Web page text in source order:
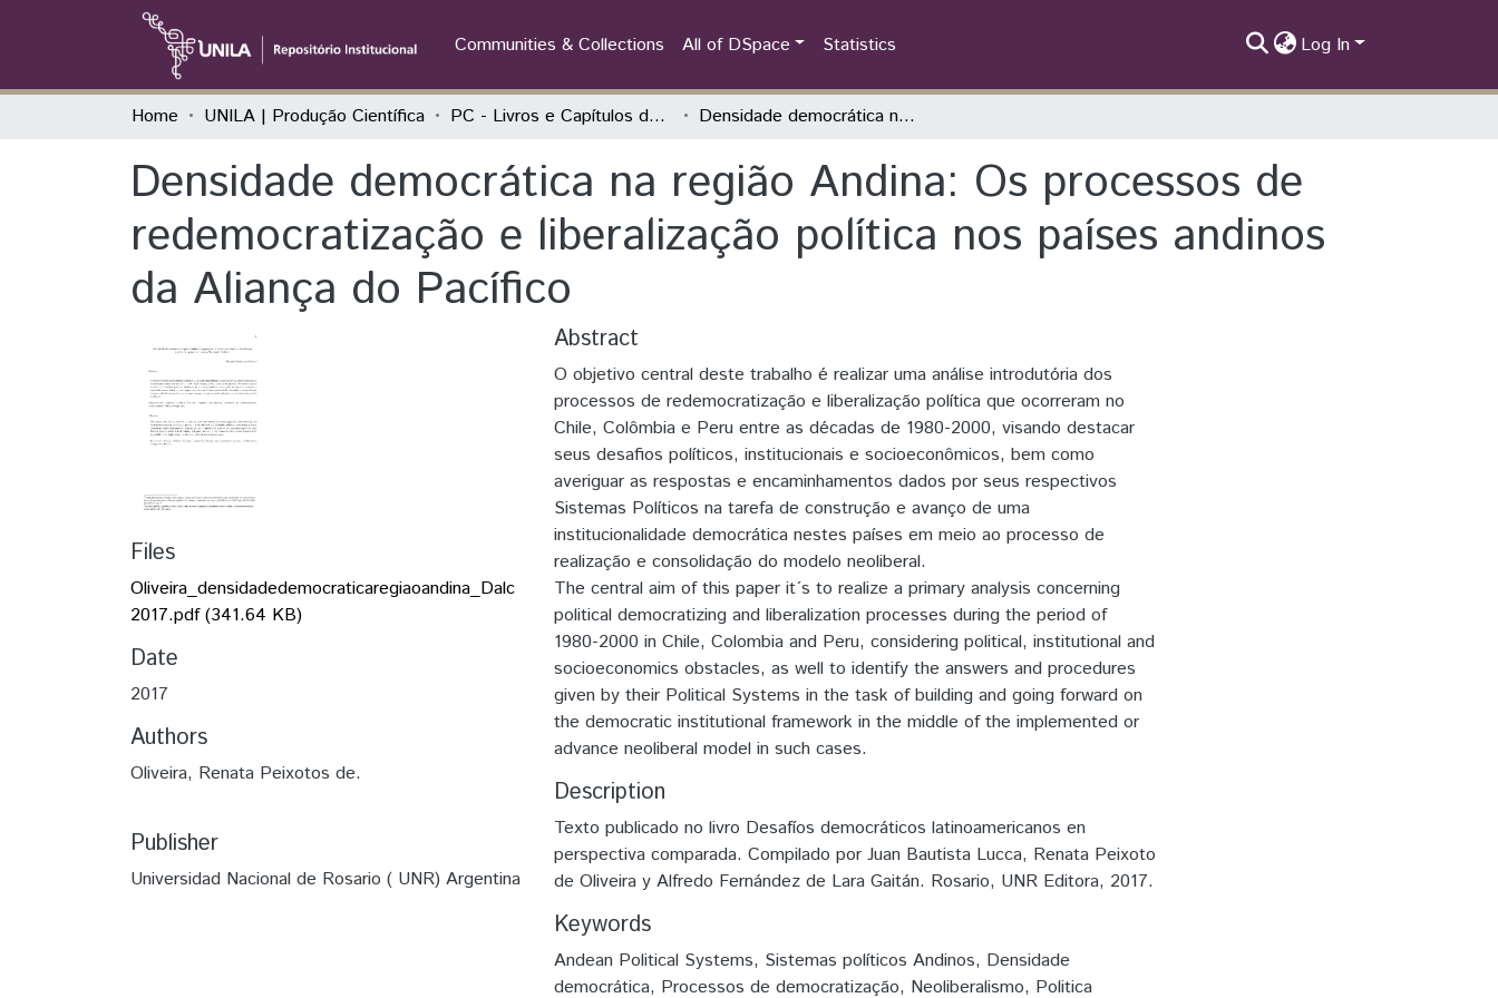
Communities & Collections All of DSpace Statistics Log In
Home UNILA | Produção Científica PC - Livros e Capítulos de Livros Densidade democrática na região Andina: Os processos de redemocratização e liberalização política nos países andinos da Aliança do Pacífico
Densidade democrática na região Andina: Os processos de
redemocratização e liberalização política nos países andinos
da Aliança do Pacífico
Files
Oliveira_densidadedemocraticaregiaoandina_Dalc
2017.pdf(341.64 KB)
Date
2017
Authors
Oliveira, Renata Peixotos de.
Publisher
Universidad Nacional de Rosario ( UNR) Argentina
Abstract
O objetivo central deste trabalho é realizar uma análise introdutória dos
processos de redemocratização e liberalização política que ocorreram no
Chile, Colômbia e Peru entre as décadas de 1980-2000, visando destacar
seus desafios políticos, institucionais e socioeconômicos, bem como
averiguar as respostas e encaminhamentos dados por seus respectivos
Sistemas Políticos na tarefa de construção e avanço de uma
institucionalidade democrática nestes países em meio ao processo de
realização e consolidação do modelo neoliberal.
The central aim of this paper it´s to realize a primary analysis concerning
political democratizing and liberalization processes during the period of
1980-2000 in Chile, Colombia and Peru, considering political, institutional and
socioeconomics obstacles, as well to identify the answers and procedures
given by their Political Systems in the task of building and going forward on
the democratic institutional framework in the middle of the implemented or
advance neoliberal model in such cases.
Description
Texto publicado no livro Desafíos democráticos latinoamericanos en
perspectiva comparada. Compilado por Juan Bautista Lucca, Renata Peixoto
de Oliveira y Alfredo Fernández de Lara Gaitán. Rosario, UNR Editora, 2017.
Keywords
Andean Political Systems, Sistemas políticos Andinos, Densidade
democrática, Processos de democratização, Neoliberalismo, Politica